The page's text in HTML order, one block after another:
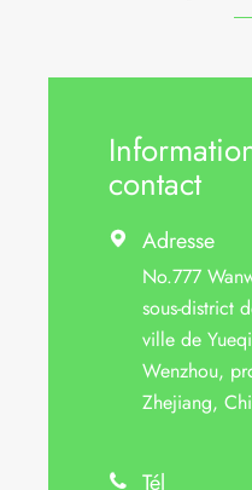
contact
 Adresse
No.777
sous-district
ville de
Wenzhou,
Zhejiang,
 Tél